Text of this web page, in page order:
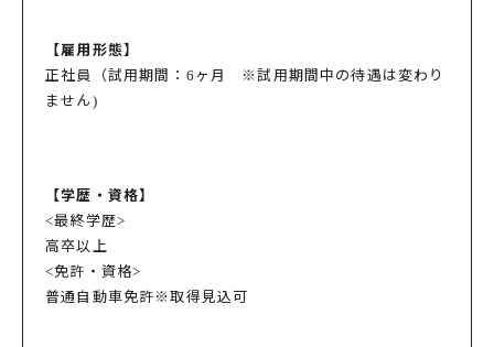
【雇用形態】
正社員（試用期間：6ヶ月 ※試用期間中の待遇は変わり
ません)
【学歴・資格】
<最終学歴>
高卒以上
<免許・資格>
普通自動車免許※取得見込可